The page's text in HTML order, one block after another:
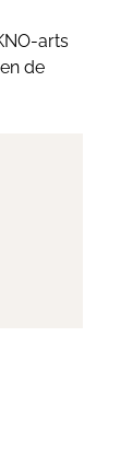
arts
de